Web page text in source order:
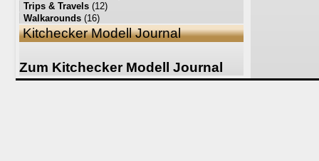
Trips & Travels (12)
Walkarounds (16)
Kitchecker Modell Journal
Zum Kitchecker Modell Journal